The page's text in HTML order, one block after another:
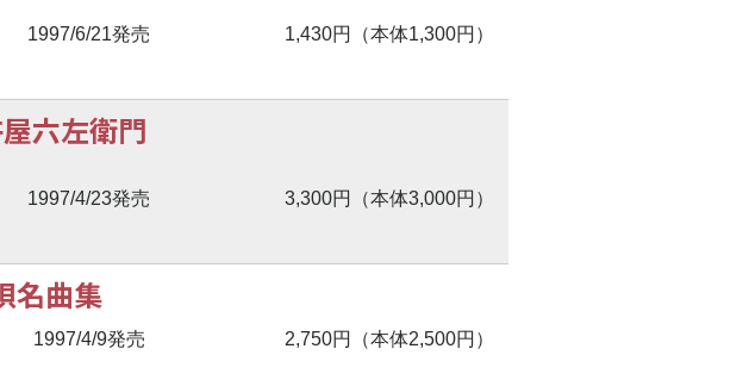
1997/6/21発売
1,430円（本体1,300円）
六左衛門
1997/4/23発売
3,300円（本体3,000円）
名曲集
1997/4/9発売
2,750円（本体2,500円）